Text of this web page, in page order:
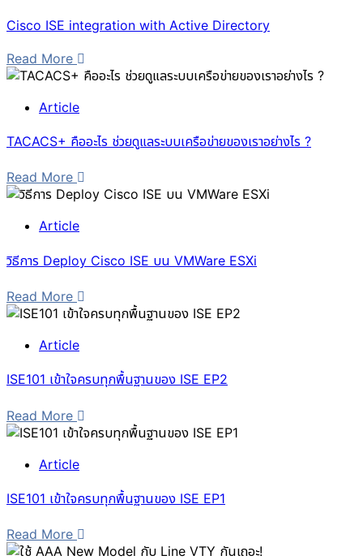
Cisco ISE integration with Active Directory
Read More
Article
TACACS+ คืออะไร ช่วยดูแลระบบเครือข่ายของเราอย่างไร ?
Read More
Article
วิธีการ Deploy Cisco ISE บน VMWare ESXi
Read More
Article
ISE101 เข้าใจครบทุกพื้นฐานของ ISE EP2
Read More
Article
ISE101 เข้าใจครบทุกพื้นฐานของ ISE EP1
Read More